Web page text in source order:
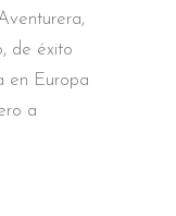
de éxito
en Europa
a